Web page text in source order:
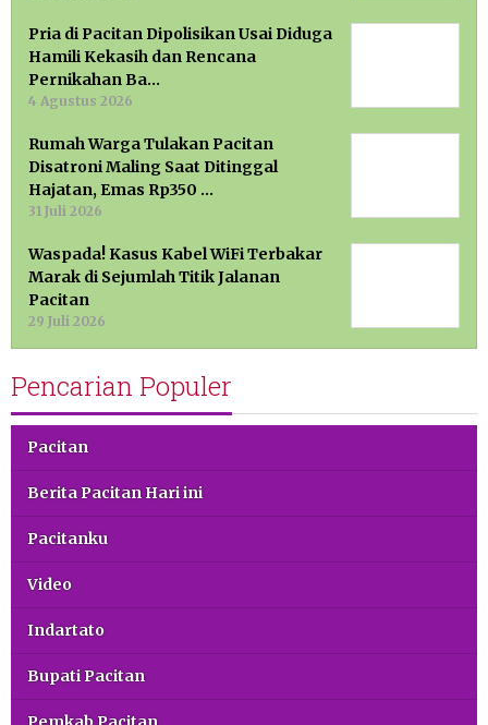
Pria di Pacitan Dipolisikan Usai Diduga
Hamili Kekasih dan Rencana
Pernikahan Ba…
4 Agustus 2026
Rumah Warga Tulakan Pacitan
Disatroni Maling Saat Ditinggal
Hajatan, Emas Rp350 …
31 Juli 2026
Waspada! Kasus Kabel WiFi Terbakar
Marak di Sejumlah Titik Jalanan
Pacitan
29 Juli 2026
Pencarian Populer
Pacitan
Berita Pacitan Hari ini
Pacitanku
Video
Indartato
Bupati Pacitan